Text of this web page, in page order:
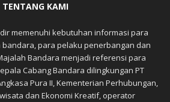
TENTANG KAMI
memenuhi kebutuhan informasi para
para pelaku penerbangan dan
Bandara menjadi referensi para
Cabang Bandara dilingkungan PT
Pura II, Kementerian Perhubungan,
dan Ekonomi Kreatif, operator